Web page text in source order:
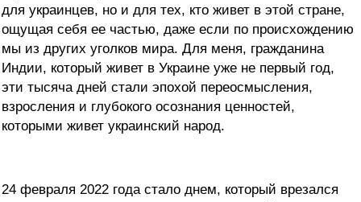
для украинцев, но и для тех, кто живет в этой стране,
ощущая себя ее частью, даже если по происхождению
мы из других уголков мира. Для меня, гражданина
Индии, который живет в Украине уже не первый год,
эти тысяча дней стали эпохой переосмысления,
взросления и глубокого осознания ценностей,
которыми живет украинский народ.
24 февраля 2022 года стало днем, который врезался